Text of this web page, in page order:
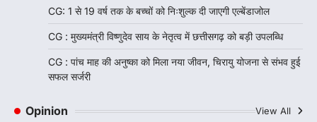
CG: 1 से 19 वर्ष तक के बच्चों को निःशुल्क दी जाएगी एल्बेंडाजोल
CG : मुख्यमंत्री विष्णुदेव साय के नेतृत्व में छत्तीसगढ़ को बड़ी उपलब्धि
CG : पांच माह की अनुष्का को मिला नया जीवन, चिरायु योजना से संभव हुई
सफल सर्जरी
Opinion View All